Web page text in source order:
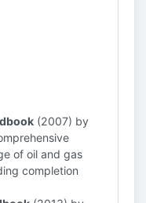
(2007) by
of oil and gas
completion